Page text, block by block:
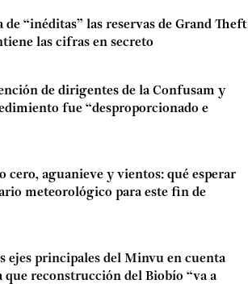
“inéditas” las reservas de Grand Theft
las cifras en secreto
de dirigentes de la Confusam y
fue “desproporcionado e
cero, aguanieve y vientos: qué esperar
meteorológico para este fin de
ejes principales del Minvu en cuenta
reconstrucción del Biobío “va a